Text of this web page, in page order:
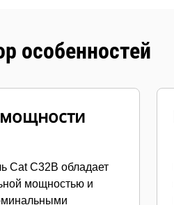
особенностей
Cat C32B обладает
мощностью и